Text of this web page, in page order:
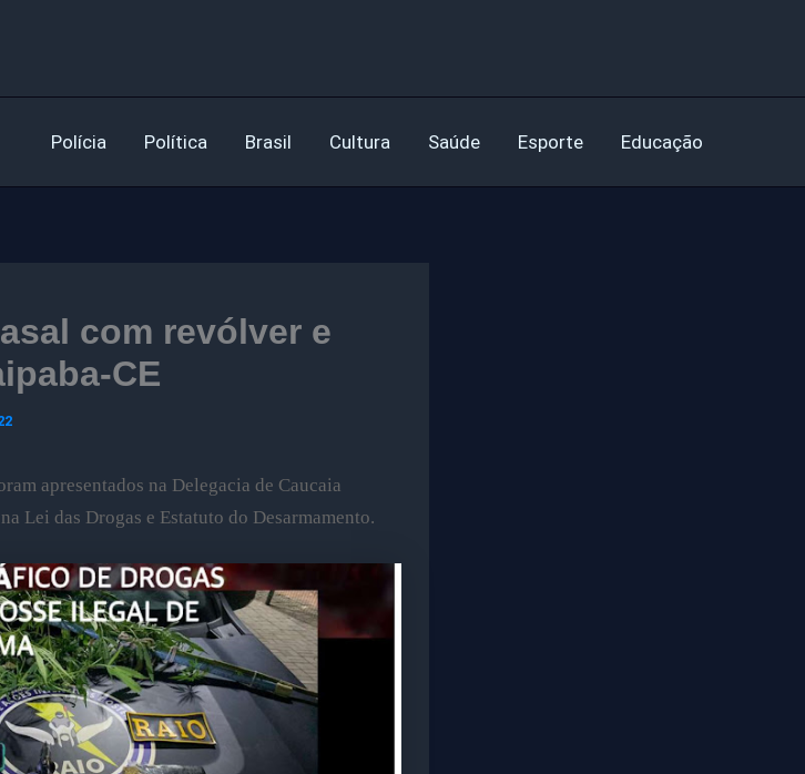
Polícia Política Brasil Cultura Saúde Esporte Educação
com revólver e
CE
apresentados na Delegacia de Caucaia
Lei das Drogas e Estatuto do Desarmamento.